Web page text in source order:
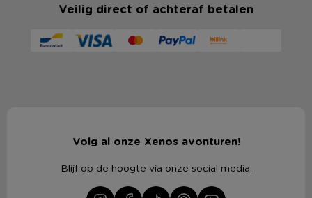
Veilig direct of achteraf betalen
Volg al onze Xenos avonturen!
Blijf op de hoogte via onze social media.